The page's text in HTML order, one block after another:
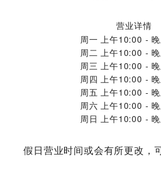
营业详情
周一 上午10:00 -
周二 上午10:00 -
周三 上午10:00 -
周四 上午10:00 -
周五 上午10:00 -
周六 上午10:00 -
周日 上午10:00 -
假日营业时间或会有所更改，